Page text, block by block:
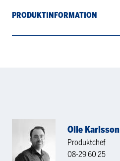
PRODUKTINFORMATION
Olle Karlsson
Produktchef
08-29 60 25